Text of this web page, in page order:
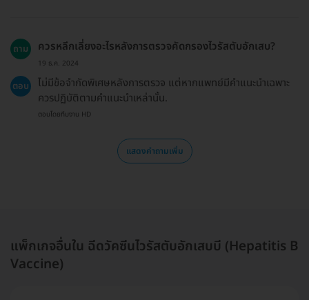
ถาม ควรหลีกเลี่ยงอะไรหลังการตรวจคัดกรองไวรัสตับอักเสบ?
19 ธ.ค. 2024
ตอบ
ไม่มีข้อจำกัดพิเศษหลังการตรวจ แต่หากแพทย์มีคำแนะนำเฉพาะ
ควรปฏิบัติตามคำแนะนำเหล่านั้น.
ตอบโดยทีมงาน HD
แสดงคำถามเพิ่ม
แพ็กเกจอื่นใน ฉีดวัคซีนไวรัสตับอักเสบบี (Hepatitis B
Vaccine)